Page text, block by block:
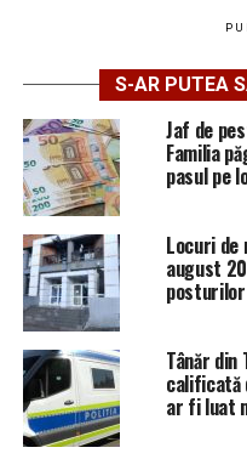
S-AR PUTEA
Jaf de
Familia
pasul pe
Locuri de
august
Tânăr
calificată
ar fi luat